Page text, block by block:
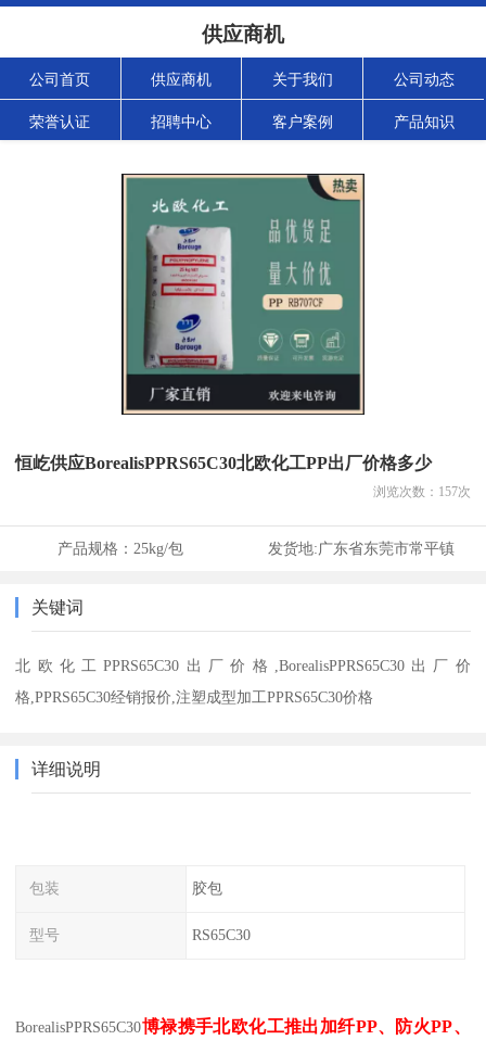
供应商机
公司首页 供应商机 关于我们 公司动态
荣誉认证 招聘中心 客户案例 产品知识
恒屹供应BorealisPPRS65C30北欧化工PP出厂价格多少
浏览次数： 157次
产品规格： 25kg/包 发货地:广东省东莞市常平镇
关键词
北欧化工PPRS65C30出厂价格,BorealisPPRS65C30出厂价
格,PPRS65C30经销报价,注塑成型加工PPRS65C30价格
详细说明
包装 胶包
型号 RS65C30
BorealisPPRS65C30博禄携手北欧化工推出加纤PP、防火PP、